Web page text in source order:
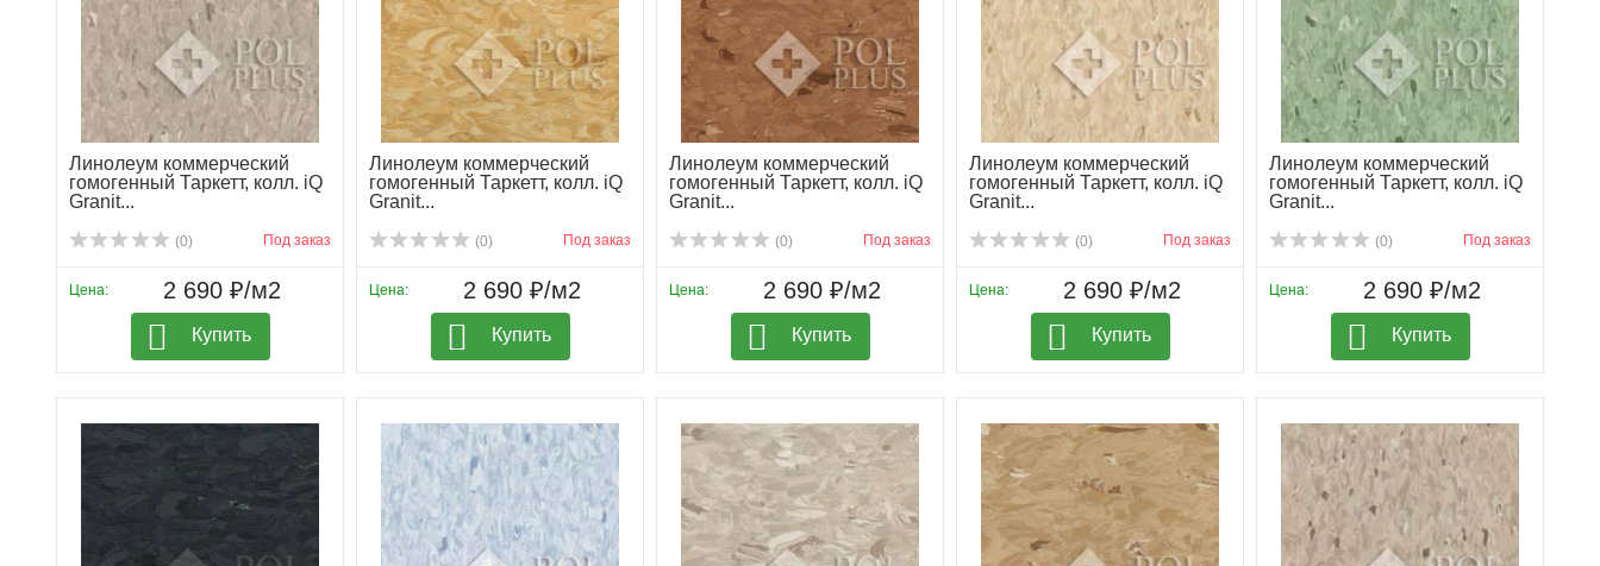
Линолеум коммерческий
гомогенный Таркетт, колл. iQ
Granit...
(0) Под заказ
Цена: 2 690 ₽/м2
Купить
Линолеум коммерческий
гомогенный Таркетт, колл. iQ
Granit...
(0) Под заказ
Цена: 2 690 ₽/м2
Купить
Линолеум коммерческий
гомогенный Таркетт, колл. iQ
Granit...
(0) Под заказ
Цена: 2 690 ₽/м2
Купить
Линолеум коммерческий
гомогенный Таркетт, колл. iQ
Granit...
(0) Под заказ
Цена: 2 690 ₽/м2
Купить
Линолеум коммерческий
гомогенный Таркетт, колл. iQ
Granit...
(0) Под заказ
Цена: 2 690 ₽/м2
Купить